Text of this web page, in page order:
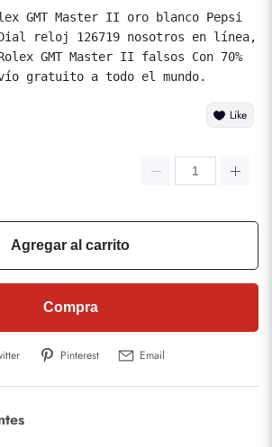
GMT Master II oro blanco Pepsi
reloj 126719 nosotros en línea,
GMT Master II falsos Con 70%
gratuito a todo el mundo.
Like
Agregar al carrito
Compra
Pinterest Email